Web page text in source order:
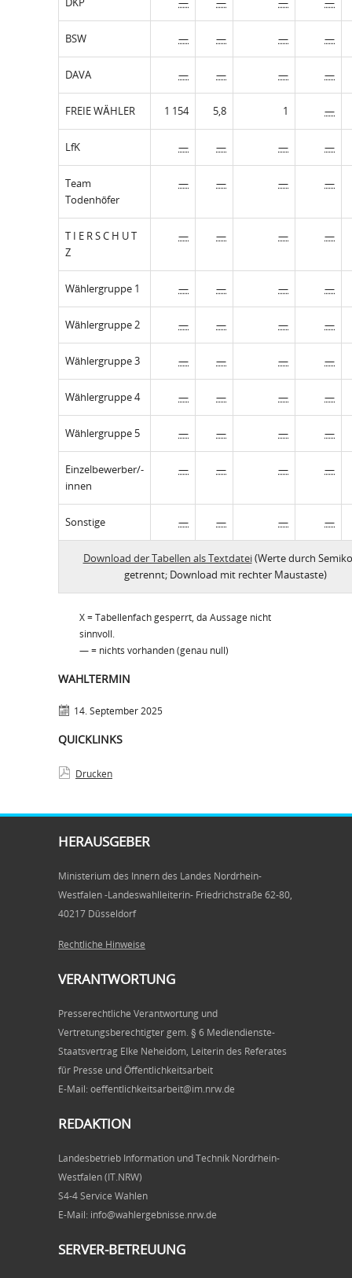
BSW — — — —
DAVA — — — —
FREIE WÄHLER 1 154 5,8 1 —
LfK — — — —
Team
Todenhöfer
— — — —
T I E R S C H U T
Z
— — — —
Wählergruppe 1 — — — —
Wählergruppe 2 — — — —
Wählergruppe 3 — — — —
Wählergruppe 4 — — — —
Wählergruppe 5 — — — —
Einzelbewerber/-
innen
— — — —
Sonstige — — — —
Download der Tabellen als Textdatei(Werte durch
getrennt; Download mit rechter Maustaste)
X = Tabellenfach gesperrt, da Aussage nicht
sinnvoll.
— = nichts vorhanden (genau null)
WAHLTERMIN
14. September 2025
QUICKLINKS
Drucken
HERAUSGEBER
Ministerium des Innern des Landes Nordrhein-
Westfalen -Landeswahlleiterin- Friedrichstraße 62-80,
40217 Düsseldorf
Rechtliche Hinweise
VERANTWORTUNG
Presserechtliche Verantwortung und
Vertretungsberechtigter gem. § 6 Mediendienste-
Staatsvertrag Elke Neheidom, Leiterin des Referates
für Presse und Öffentlichkeitsarbeit
E-Mail: oeffentlichkeitsarbeit@im.nrw.de
REDAKTION
Landesbetrieb Information und Technik Nordrhein-
Westfalen (IT.NRW)
S4-4 Service Wahlen
E-Mail: info@wahlergebnisse.nrw.de
SERVER-BETREUUNG